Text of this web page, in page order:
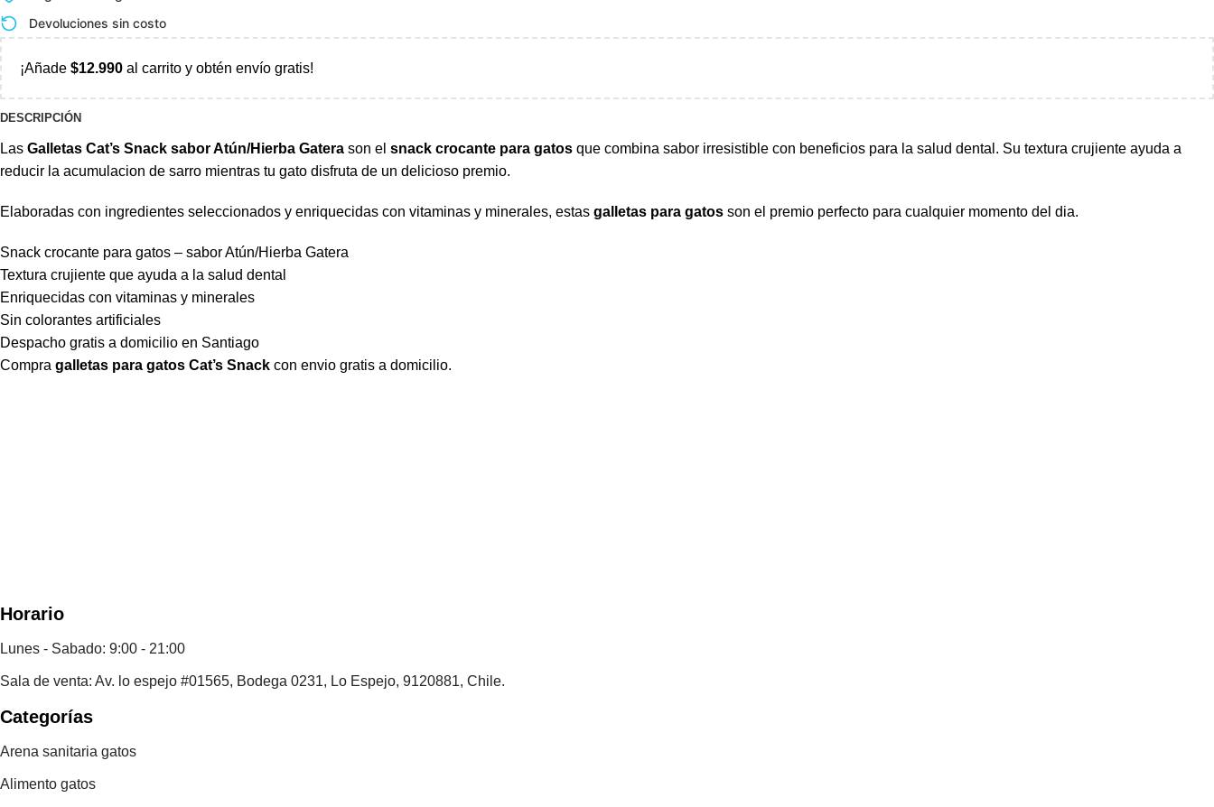
Devoluciones sin costo
¡Añade $12.990 al carrito y obtén envío gratis!
DESCRIPCIÓN
Las Galletas Cat’s Snack sabor Atún/Hierba Gatera son el snack crocante para gatos que combina sabor irresistible con beneficios para la salud dental. Su textura crujiente ayuda a
reducir la acumulacion de sarro mientras tu gato disfruta de un delicioso premio.
Elaboradas con ingredientes seleccionados y enriquecidas con vitaminas y minerales, estas galletas para gatos son el premio perfecto para cualquier momento del dia.
Snack crocante para gatos – sabor Atún/Hierba Gatera
Textura crujiente que ayuda a la salud dental
Enriquecidas con vitaminas y minerales
Sin colorantes artificiales
Despacho gratis a domicilio en Santiago
Compra galletas para gatos Cat’s Snack con envio gratis a domicilio.
Horario
Lunes - Sabado: 9:00 - 21:00
Sala de venta: Av. lo espejo #01565, Bodega 0231, Lo Espejo, 9120881, Chile.
Categorías
Arena sanitaria gatos
Alimento gatos